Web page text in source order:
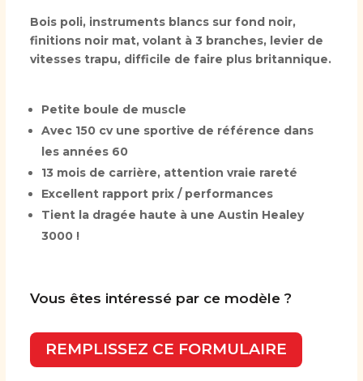
Bois poli, instruments blancs sur fond noir,
finitions noir mat, volant à 3 branches, levier de
vitesses trapu, difficile de faire plus britannique.
Petite boule de muscle
Avec 150 cv une sportive de référence dans
les années 60
13 mois de carrière, attention vraie rareté
Excellent rapport prix / performances
Tient la dragée haute à une Austin Healey
3000 !
Vous êtes intéressé par ce modèle ?
REMPLISSEZ CE FORMULAIRE